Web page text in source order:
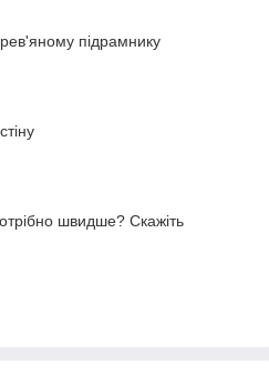
підрамнику
швидше? Скажіть